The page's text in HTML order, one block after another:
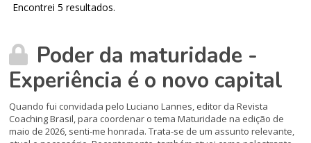
Encontrei 5 resultados.
Poder da maturidade -
Experiência é o novo capital
Quando fui convidada pelo Luciano Lannes, editor da Revista
Coaching Brasil, para coordenar o tema Maturidade na edição de
maio de 2026, senti-me honrada. Trata-se de um assunto relevante,